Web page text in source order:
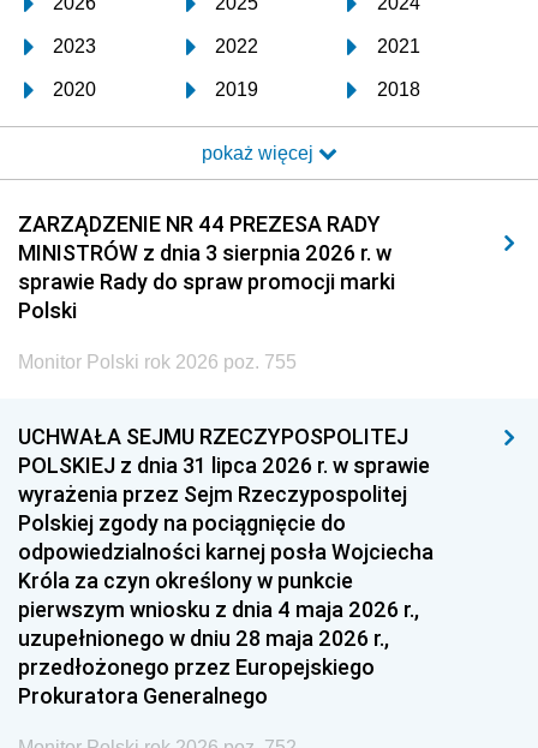
2023 2022 2021
2020 2019 2018
2017 2016 2015
2014 2013 2012
2011 2010 2009
2008 2007 2006
2005
1996 1995 1994
1993 1992 1991
1990 1989
1987 1986 1985
1984 1983 1982
1981 1980 1979
1978 1977
1975 1974
pokaż więcej
ZARZĄDZENIE NR 44 PREZESA RADY
MINISTRÓW z dnia 3 sierpnia 2026 r. w
sprawie Rady do spraw promocji marki
Polski
Monitor Polski rok 2026 poz. 755
UCHWAŁA SEJMU RZECZYPOSPOLITEJ
POLSKIEJ z dnia 31 lipca 2026 r. w sprawie
wyrażenia przez Sejm Rzeczypospolitej
Polskiej zgody na pociągnięcie do
odpowiedzialności karnej posła Wojciecha
Króla za czyn określony w punkcie
pierwszym wniosku z dnia 4 maja 2026 r.,
uzupełnionego w dniu 28 maja 2026 r.,
przedłożonego przez Europejskiego
Prokuratora Generalnego